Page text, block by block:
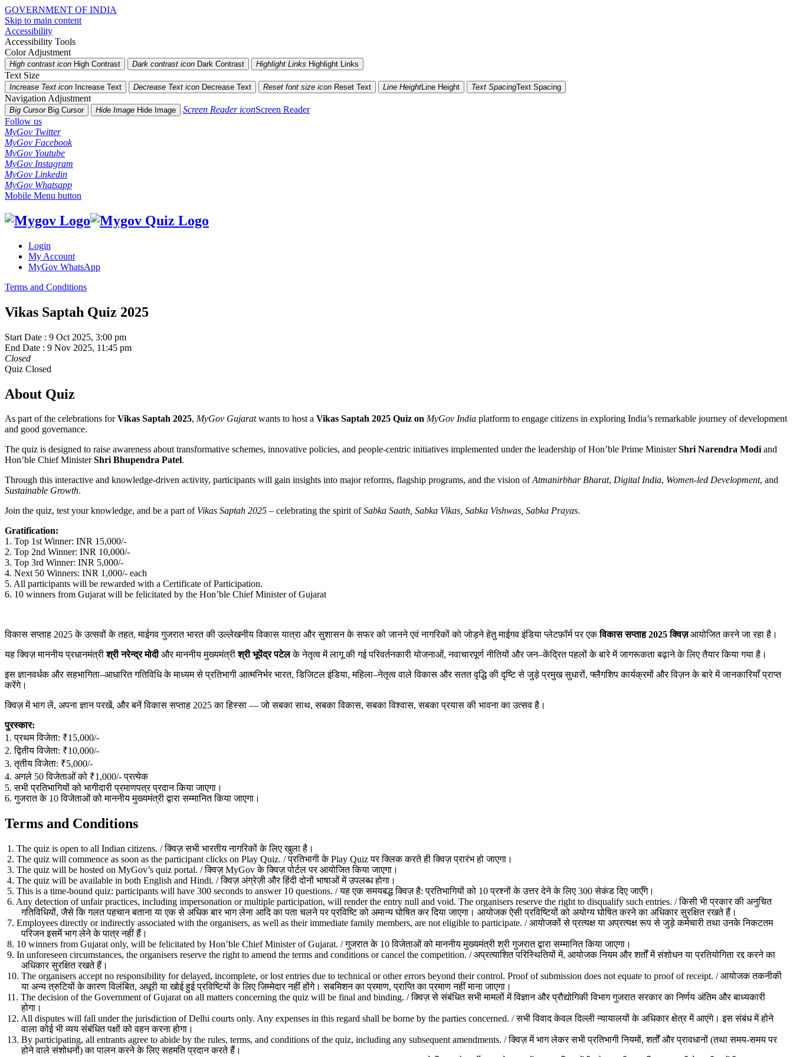
GOVERNMENT OF INDIA
Skip to main content
Accessibility
Accessibility Tools
Color Adjustment
High contrast icon High Contrast Dark contrast icon Dark Contrast Highlight Links Highlight Links
Text Size
Increase Text icon Increase Text Decrease Text icon Decrease Text Reset font size icon Reset Text Line HeightLine Height Text SpacingText Spacing
Navigation Adjustment
Big CursorBig Cursor Hide Image Hide Image Screen Reader iconScreen Reader
Follow us
MyGov Twitter
MyGov Facebook
MyGov Youtube
MyGov Instagram
MyGov Linkedin
MyGov Whatsapp
Mobile Menu button
Login
My Account
MyGov WhatsApp
Terms and Conditions
Vikas Saptah Quiz 2025
Start Date : 9 Oct 2025, 3:00 pm
End Date : 9 Nov 2025, 11:45 pm
Closed
Quiz Closed
About Quiz
As part of the celebrations forVikas Saptah 2025, MyGov Gujaratwants to host a Vikas Saptah 2025 Quiz on MyGov India platform to engage citizens in exploring India’s remarkable journey of development
and good governance.
The quiz is designed to raise awareness about transformative schemes, innovative policies, and people-centric initiatives implemented under the leadership of Hon’ble Prime MinisterShri Narendra Modiand
Hon’ble Chief MinisterShri Bhupendra Patel.
Through this interactive and knowledge-driven activity, participants will gain insights into major reforms, flagship programs, and the vision ofAtmanirbhar Bharat, Digital India, Women-led Development, and
Sustainable Growth.
Join the quiz, test your knowledge, and be a part of Vikas Saptah 2025 – celebrating the spirit ofSabka Saath, Sabka Vikas, Sabka Vishwas, Sabka Prayas.
Gratification:
1. Top 1st Winner: INR 15,000/-
2. Top 2nd Winner: INR 10,000/-
3. Top 3rd Winner: INR 5,000/-
4. Next 50 Winners: INR 1,000/- each
5. All participants will be rewarded with a Certificate of Participation.
6. 10 winners from Gujarat will be felicitated by the Hon’ble Chief Minister of Gujarat
विकास सप्ताह 2025 के उत्सवों के तहत,माईगव गुजरात भारत की उल्लेखनीय विकास यात्रा और सुशासन के सफर को जानने एवं नागरिकों को जोड़ने हेतु माईगव इंडिया प्लेटफ़ॉर्म पर एक विकास सप्ताह 2025 क्विज़ आयोजित करने जा रहा है।
यह क्विज़ माननीय प्रधानमंत्री श्री नरेन्द्र मोदी और माननीय मुख्यमंत्री श्री भूपेंद्र पटेल के नेतृत्व में लागू की गई परिवर्तनकारी योजनाओं,नवाचारपूर्ण नीतियों और जन–केंद्रित पहलों के बारे में जागरूकता बढ़ाने के लिए तैयार किया गया है।
इस ज्ञानवर्धक और सहभागिता–आधारित गतिविधि के माध्यम से प्रतिभागी आत्मनिर्भर भारत,डिजिटल इंडिया,महिला–नेतृत्व वाले विकास और सतत वृद्धि की दृष्टि से जुड़े प्रमुख सुधारों,फ्लैगशिप कार्यक्रमों और विज़न के बारे में जानकारियाँ प्राप्त
करेंगे।
क्विज़ में भाग लें, अपना ज्ञान परखें, और बनें विकास सप्ताह 2025 का हिस्सा —जो सबका साथ,सबका विकास,सबका विश्वास,सबका प्रयास की भावना का उत्सव है।
पुरस्कार:
1.प्रथम विजेता: ₹15,000/-
2.द्वितीय विजेता: ₹10,000/-
3.तृतीय विजेता: ₹5,000/-
4. अगले 50 विजेताओं को ₹1,000/-प्रत्येक
5.सभी प्रतिभागियों को भागीदारी प्रमाणपत्र प्रदान किया जाएगा।
6.गुजरात के 10 विजेताओं को माननीय मुख्यमंत्री द्वारा सम्मानित किया जाएगा।
Terms and Conditions
1. The quiz is open to all Indian citizens. / क्विज़ सभी भारतीय नागरिकों के लिए खुला है।
2. The quiz will commence as soon as the participant clicks on Play Quiz. / प्रतिभागी के Play Quiz पर क्लिक करते ही क्विज़ प्रारंभ हो जाएगा।
3. The quiz will be hosted on MyGov’s quiz portal. / क्विज़ MyGov के क्विज़ पोर्टल पर आयोजित किया जाएगा।
4. The quiz will be available in both English and Hindi. / क्विज़ अंग्रेज़ी और हिंदी दोनों भाषाओं में उपलब्ध होगा।
5. This is a time-bound quiz: participants will have 300 seconds to answer 10 questions. / यह एक समयबद्ध क्विज़ है: प्रतिभागियों को 10 प्रश्नों के उत्तर देने के लिए 300 सेकंड दिए जाएँगे।
6. Any detection of unfair practices, including impersonation or multiple participation, will render the entry null and void. The organisers reserve the right to disqualify such entries. / किसी भी प्रकार की अनुचित
गतिविधियों, जैसे कि गलत पहचान बताना या एक से अधिक बार भाग लेना आदि का पता चलने पर प्रविष्टि को अमान्य घोषित कर दिया जाएगा। आयोजक ऐसी प्रविष्टियों को अयोग्य घोषित करने का अधिकार सुरक्षित रखते हैं।
7. Employees directly or indirectly associated with the organisers, as well as their immediate family members, are not eligible to participate. / आयोजकों से प्रत्यक्ष या अप्रत्यक्ष रूप से जुड़े कर्मचारी तथा उनके निकटतम
परिजन इसमें भाग लेने के पात्र नहीं हैं।
8. 10 winners from Gujarat only, will be felicitated by Hon’ble Chief Minister of Gujarat. / गुजरात के 10 विजेताओं को माननीय मुख्यमंत्री श्री गुजरात द्वारा सम्मानित किया जाएगा।
9. In unforeseen circumstances, the organisers reserve the right to amend the terms and conditions or cancel the competition. / अप्रत्याशित परिस्थितियों में, आयोजक नियम और शर्तों में संशोधन या प्रतियोगिता रद्द करने का
अधिकार सुरक्षित रखते हैं।
10. The organisers accept no responsibility for delayed, incomplete, or lost entries due to technical or other errors beyond their control. Proof of submission does not equate to proof of receipt. / आयोजक तकनीकी
या अन्य त्रुटियों के कारण विलंबित, अधूरी या खोई हुई प्रविष्टियों के लिए जिम्मेदार नहीं होंगे। सबमिशन का प्रमाण, प्राप्ति का प्रमाण नहीं माना जाएगा।
11. The decision of the Government of Gujarat on all matters concerning the quiz will be final and binding. / क्विज़ से संबंधित सभी मामलों में विज्ञान और प्रौद्योगिकी विभाग गुजरात सरकार का निर्णय अंतिम और बाध्यकारी
होगा।
12. All disputes will fall under the jurisdiction of Delhi courts only. Any expenses in this regard shall be borne by the parties concerned. / सभी विवाद केवल दिल्ली न्यायालयों के अधिकार क्षेत्र में आएंगे। इस संबंध में होने
वाला कोई भी व्यय संबंधित पक्षों को वहन करना होगा।
13. By participating, all entrants agree to abide by the rules, terms, and conditions of the quiz, including any subsequent amendments. / क्विज़ में भाग लेकर सभी प्रतिभागी नियमों, शर्तों और प्रावधानों (तथा समय-समय पर
होने वाले संशोधनों) का पालन करने के लिए सहमति प्रदान करते हैं।